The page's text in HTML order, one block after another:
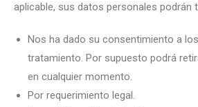
aplicable, sus datos personales podrán
Nos ha dado su consentimiento a
tratamiento. Por supuesto podrá
en cualquier momento.
Por requerimiento legal.